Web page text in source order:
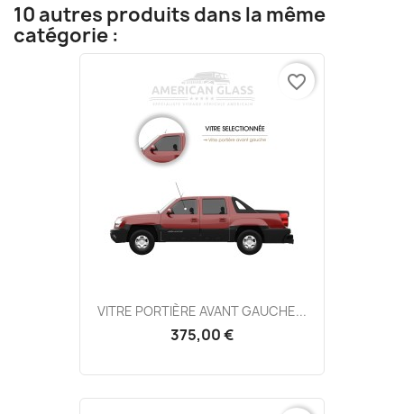
10 autres produits dans la même
catégorie :
VITRE PORTIÈRE AVANT GAUCHE...
375,00 €
favorite_border